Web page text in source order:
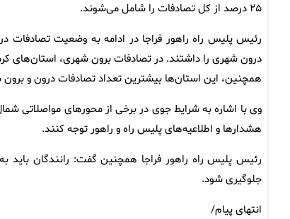
۲۵ درصد از کل تصادفات را شامل می‌شوند.
رئیس پلیس راه راهور فراجا در ادامه به وضعیت تصادفات
درون شهری را داشتند. در تصادفات برون شهری، استان‌های
همچنین، این استان‌ها بیشترین تعداد تصادفات درون و برون
وی با اشاره به شرایط جوی در برخی از محورهای مواصلاتی
هشدارها و اطلاعیه‌های پلیس راه و راهور توجه کنند.
رئیس پلیس راه راهور فراجا همچنین گفت: رانندگان باید
جلوگیری شود.
انتهای پیام/